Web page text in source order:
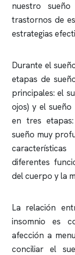
nuestro
trastornos de
estrategias
Durante el
etapas de
principales: el
ojos) y el sueño
en tres
sueño muy
diferentes
del cuerpo y la
La relación
insomnio es
afección a
conciliar el